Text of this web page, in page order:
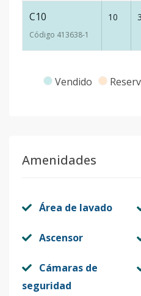
C10
Código 413638-1
10 3
Vendido
Amenidades
Área de lavado
Ascensor
Cámaras de
seguridad